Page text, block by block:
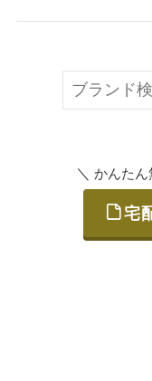
または梱包
ご発送
＼ かんたん
宅